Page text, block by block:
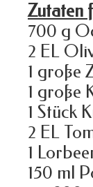
Zutaten
700 g
2 EL
1 große
1 große
1 Stück
2 EL
1
150 ml